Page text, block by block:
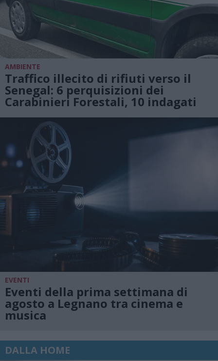
AMBIENTE
Traffico illecito di rifiuti verso il
Senegal: 6 perquisizioni dei
Carabinieri Forestali, 10 indagati
EVENTI
Eventi della prima settimana di
agosto a Legnano tra cinema e
musica
DALLA HOME